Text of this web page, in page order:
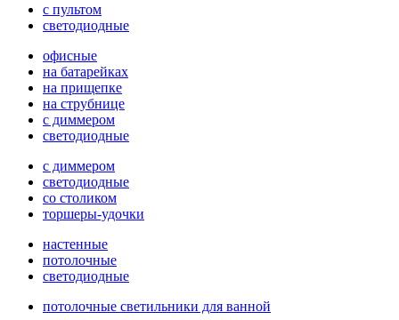
с пультом
светодиодные
офисные
на батарейках
на прищепке
на струбнице
с диммером
светодиодные
с диммером
светодиодные
со столиком
торшеры-удочки
настенные
потолочные
светодиодные
потолочные светильники для ванной